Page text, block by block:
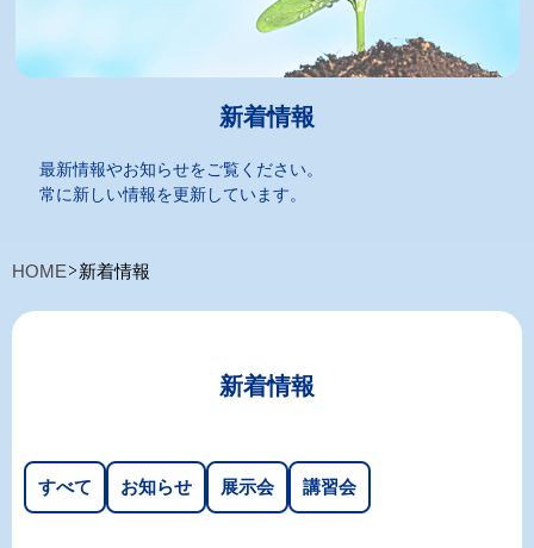
新着情報
最新情報やお知らせをご覧ください。
常に新しい情報を更新しています。
HOME 新着情報
新着情報
すべて お知らせ 展示会 講習会